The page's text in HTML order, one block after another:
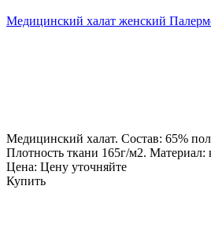
Медицинский халат женский
Медицинский халат. Состав: 65%
Плотность ткани 165г/м2. Материал:
Цена: Цену уточняйте
Купить